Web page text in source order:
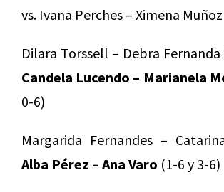
vs. Ivana Perches – Ximena
Dilara Torssell – Debra Fernanda
Candela Lucendo – Marianela
0-6)
Margarida Fernandes –
Alba Pérez – Ana Varo (1-6 y 3-6)